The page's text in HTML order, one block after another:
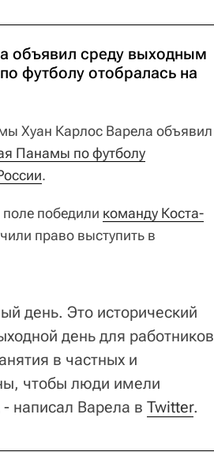
объявил среду выходным
футболу отобралась на
Хуан Карлос Варела объявил
Панамы по футболу
.
победили команду Коста-
право выступить в
день. Это исторический
день для работников
в частных и
чтобы люди имели
написал Варела в Twitter.